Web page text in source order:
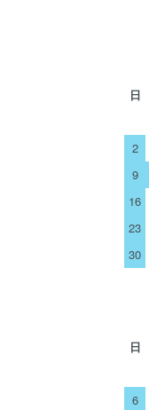
日
2
9
16
23
30
日
6